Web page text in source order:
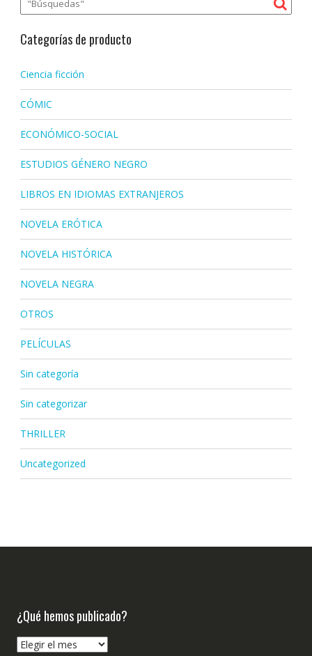
Categorías de producto
Ciencia ficción
CÓMIC
ECONÓMICO-SOCIAL
ESTUDIOS GÉNERO NEGRO
LIBROS EN IDIOMAS EXTRANJEROS
NOVELA ERÓTICA
NOVELA HISTÓRICA
NOVELA NEGRA
OTROS
PELÍCULAS
Sin categoría
Sin categorizar
THRILLER
Uncategorized
¿Qué hemos publicado?
¿Qué